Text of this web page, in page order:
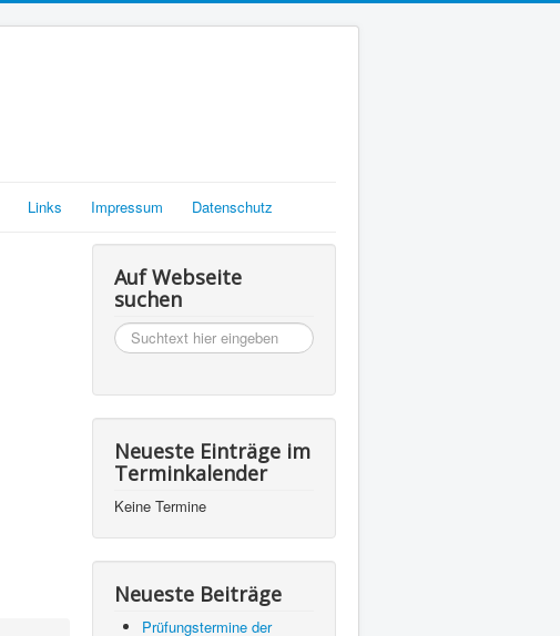
Links Impressum Datenschutz
Auf Webseite
suchen
suchen
Neueste Einträge im
Terminkalender
Keine Termine
Neueste Beiträge
Prüfungstermine der